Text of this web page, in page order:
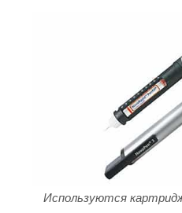
Используются